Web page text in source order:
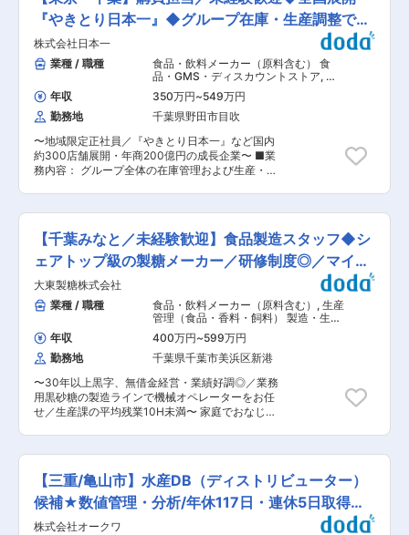
とをしっかり行う」ことだと考えており、社内で
感じたこと思ったことは話し合って解決する、風
通しのいい会社です。 ◎１枚から効率よく生産で
きる工場ラインを構築。オリジナルのデザインを
含め、糸から製品まで一貫して生産することで顧
客のニーズにスピーディーに対応しています。 ◎
残業は月平均5時間程度！働きやすい環境が整っ
ています。 変更の範囲：会社の定める業務
盤の構築を進めています。 ■採用背景 ブランド
認知の拡大と販売拡大に伴い、生産体制の強化を
図るための増員採用です。定番商品の安定供給を
推進しながら、新たな商品開発にも関われる体制
構築を目指しています。 ■業務内容 売り逃しを
防ぎながら適切なタイミングで商品を供給するた
め、生産計画や工場調整を担当します。定番商品
中心のため、継続的な改善や関係構築を通じてブ
ランド価値向上に貢献いただきます。 ・定番商品
の追加生産コントロール ・納期、数量、在庫状況
の管理 ・工場との価格、納期調整 ・生産スケジ
ュール管理 ・不良やトラブル発生時の対応 ・工
場訪問による関係構築 ・商品改善に向けた情報収
目的とした出張対応も発生します。（岐阜、九州
など） ■サポート体制 まずは定番商品の追加生
産管理から担当します。代表と連携しながら工場
対応や運用を学び、徐々に企画領域や新商品開発
にも挑戦いただく想定です。 ■業務の特徴 品番
数が大きく増減する事業ではなく、既存商品の育
成が中心です。工場との信頼関係構築や追加生産
判断が重要であり、商品の改善提案や顧客の声を
反映できる点も魅力です。 ■求人魅力 ・定番商
品を長期的に育てるポジションのため、短期的な
流行追随ではなく継続的な売上拡大に貢献できま
す。 ・生産管理を軸としながら、新商品企画や改
善提案にも関与可能。幅広いキャリア形成を目指
果が事業成長へ直結。工場や社内関係者と協力し
ながら大きな達成感を得られます。 変更の範囲：
『やきとり日本一』◆グループ在庫・生産調整で安
定供給
株式会社日本一
業種 / 職種
食品・飲料メーカー（原料含む） 食
品・GMS・ディスカウントストア, 購
買・調達・バイヤー・MD 生産管理
（食品・香料・飼料）
年収 350万円~549万円
勤務地
千葉県野田市目吹
〜地域限定正社員／『やきとり日本一』など国内
約300店舗展開・年商200億円の成長企業〜 ■業
務内容： グループ全体の在庫管理および生産・調
なポジションです。 ■具体的な業務内容： ・グ
ループ内の在庫管理および適正在庫の維持 ・在庫
状況に応じた生産管理、取引先への生産依頼・発
注業務 ・取引先との商談（価格交渉・納期調整な
ど） ・見積もり依頼および内容の確認・比較検討
・グループ内および海外商品の管理・調整業務 ・
その他、購買・生産管理に関する関連業務 ■魅
力： ◎商品の安定供給を支える「司令塔」とし
て、グループ全体を支える重要なポジションで
す。在庫状況や販売動向を見極めながら、生産・
調達・在庫を最適化することで、多くの店舗やお
客様へ商品を届けることにつながります。 ◎社内
の各部門や取引先、海外拠点など多くの関係者と
連携するため、調整力や交渉力を存分に発揮でき
る環境です。自分の判断や提案がコスト削減や安
定供給につながったときには、大きな達成感を味
を支える視点を養いながらキャリアアップを目指
せる仕事です。 ■組織構成： 商品部商品課：2名
平均30代、2名とも男性 ■企業の魅力： ◇食卓
に「美味しい笑顔」を生み出す 2018年には、食
【千葉みなと／未経験歓迎】食品製造スタッフ◆シ
ェアトップ級の製糖メーカー／研修制度◎／マイカ
ー通勤可
大東製糖株式会社
業種 / 職種
食品・飲料メーカー（原料含む） , 生産
管理（食品・香料・飼料） 製造・生産
オペレーター（食品・香料・飼料）
年収 400万円~599万円
勤務地
千葉県千葉市美浜区新港
〜30年以上黒字、無借金経営・業績好調◎／業務
用黒砂糖の製造ラインで機械オペレーターをお任
せ／生産課の平均残業10H未満〜 家庭でおなじみ
手掛ける当社の千葉市美浜区にある工場にて、砂
糖（主に含蜜糖）の製造業務をお任せします。 ■
製造の流れ （1）原料糖の洗浄・ろ過 （2）溶か
した原料糖と糖蜜などを調合・殺菌 （3）糖液を
濃縮し、クリーンエアーを吹きかけて結晶化させ
る→砂糖が完成 （4）梱包・出荷 *1・2を「液工
【三重/亀山市】水産DB（ディストリビューター）
候補★数値管理・分析/年休117日・連休5日取得可
能
株式会社オークワ